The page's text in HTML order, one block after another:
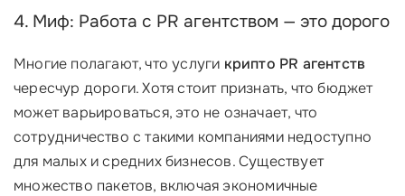
4. Миф: Работа с PR агентством — это дорого
Многие полагают, что услуги крипто PR агентств
чересчур дороги. Хотя стоит признать, что бюджет
может варьироваться, это не означает, что
сотрудничество с такими компаниями недоступно
для малых и средних бизнесов. Существует
множество пакетов, включая экономичные